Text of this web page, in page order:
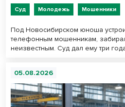
Суд Молодежь Мошенники
Под Новосибирском юноша
телефонным мошенникам,
неизвестным. Суд дал ему три
05.08.2026